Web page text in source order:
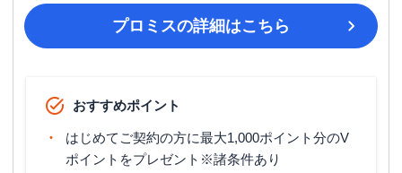
プロミスの詳細はこちら
おすすめポイント
はじめてご契約の方に最大1,000ポイント分のV
ポイントをプレゼント※諸条件あり